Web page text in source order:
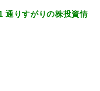
通りすがりの株投資情